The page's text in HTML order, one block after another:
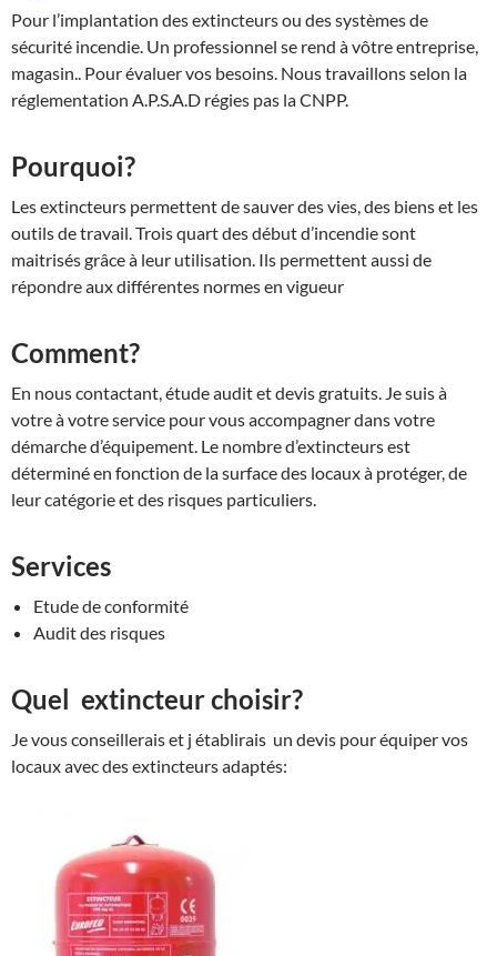
Pour l’implantation des extincteurs ou des systèmes de
sécurité incendie. Un professionnel se rend à vôtre entreprise,
magasin.. Pour évaluer vos besoins. Nous travaillons selon la
réglementation A.P.S.A.D régies pas la CNPP.
Pourquoi?
Les extincteurs permettent de sauver des vies, des biens et les
outils de travail. Trois quart des début d’incendie sont
maitrisés grâce à leur utilisation. Ils permettent aussi de
répondre aux différentes normes en vigueur
Comment?
En nous contactant, étude audit et devis gratuits. Je suis à
votre à votre service pour vous accompagner dans votre
démarche d’équipement. Le nombre d’extincteurs est
déterminé en fonction de la surface des locaux à protéger, de
leur catégorie et des risques particuliers.
Services
Etude de conformité
Audit des risques
Quel extincteur choisir?
Je vous conseillerais et j établirais un devis pour équiper vos
locaux avec des extincteurs adaptés: